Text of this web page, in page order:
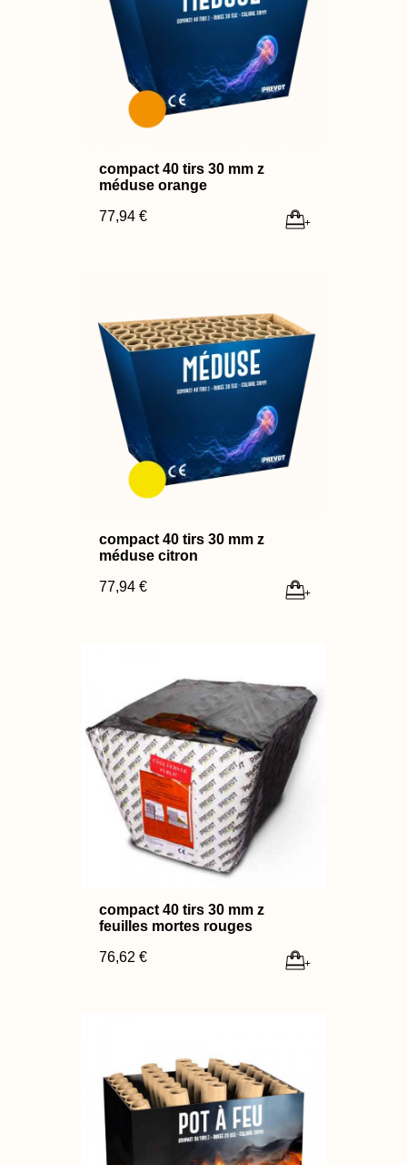
compact 40 tirs 30 mm z
méduse orange
77,94 €
+
compact 40 tirs 30 mm z
méduse citron
77,94 €
+
compact 40 tirs 30 mm z
feuilles mortes rouges
76,62 €
+